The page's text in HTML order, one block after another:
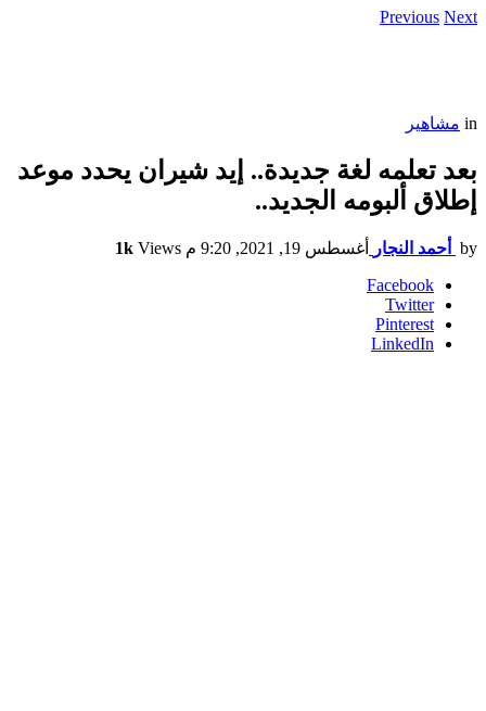
Previous Next
in مشاهير
بعد تعلمه لغة جديدة.. إيد شيران يحدد موعد
إطلاق ألبومه الجديد..
by أحمد النجار أغسطس 19, 2021, 9:20 م 1k Views
Facebook
Twitter
Pinterest
LinkedIn